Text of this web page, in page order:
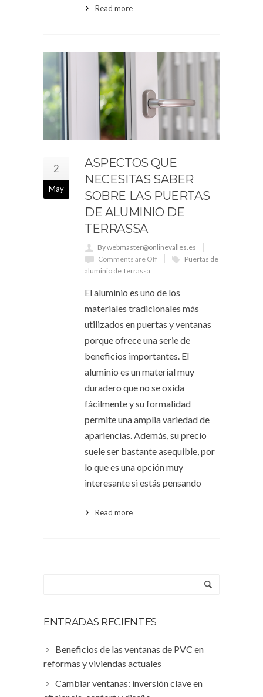
Read more
2
May
ASPECTOS QUE
NECESITAS SABER
SOBRE LAS PUERTAS
DE ALUMINIO DE
TERRASSA
By webmaster@onlinevalles.es
Comments are Off
Puertas de
aluminio de Terrassa
El aluminio es uno de los
materiales tradicionales más
utilizados en puertas y ventanas
porque ofrece una serie de
beneficios importantes. El
aluminio es un material muy
duradero que no se oxida
fácilmente y su formalidad
permite una amplia variedad de
apariencias. Además, su precio
suele ser bastante asequible, por
lo que es una opción muy
interesante si estás pensando
Read more
ENTRADAS RECIENTES
Beneficios de las ventanas de PVC en
reformas y viviendas actuales
Cambiar ventanas: inversión clave en